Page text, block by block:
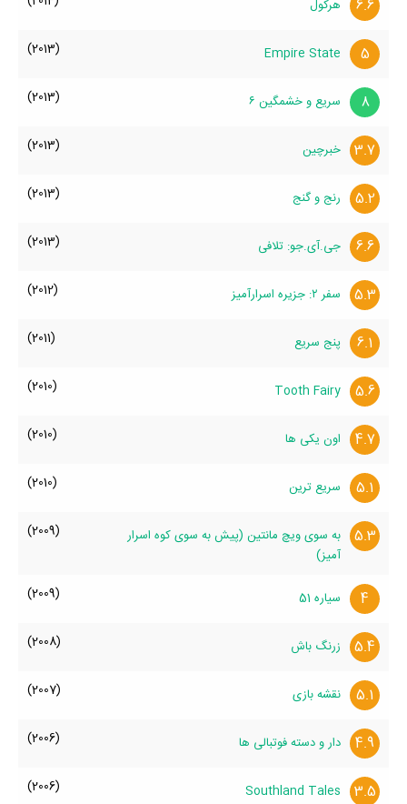
6.6 هرکول
5
Empire State
(2013)
8 سریع و خشمگین ۶ (2013)
3.7 خبرچین (2013)
5.2 رنج و گنج (2013)
6.6 جی.آی.جو: تلافی (2013)
5.3 سفر ۲: جزیره اسرارآمیز (2012)
6.1 پنج سریع (2011)
5.6
Tooth Fairy
(2010)
4.7 اون یکی ها (2010)
5.1 سریع ترین (2010)
5.3
به سوی ویچ مانتین (پیش به سوی کوه اسرار
آمیز)
(2009)
4 سیاره 51 (2009)
5.4 زرنگ باش (2008)
5.1 نقشه بازی (2007)
4.9 دار و دسته فوتبالی ها (2006)
3.5
Southland Tales
(2006)